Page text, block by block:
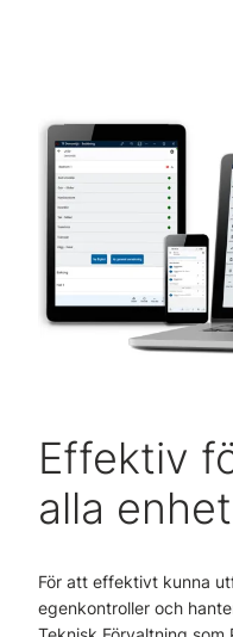
Effektiv
alla
För att effektivt kunna
egenkontroller och